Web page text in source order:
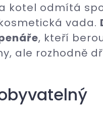
kotel odmítá
vada.
, kteří
ale rozhodně